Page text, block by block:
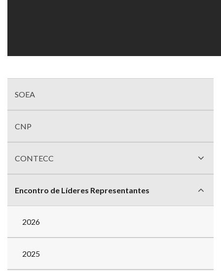
com
SOEA
CNP
CONTECC
Encontro de Líderes Representantes
2026
2025